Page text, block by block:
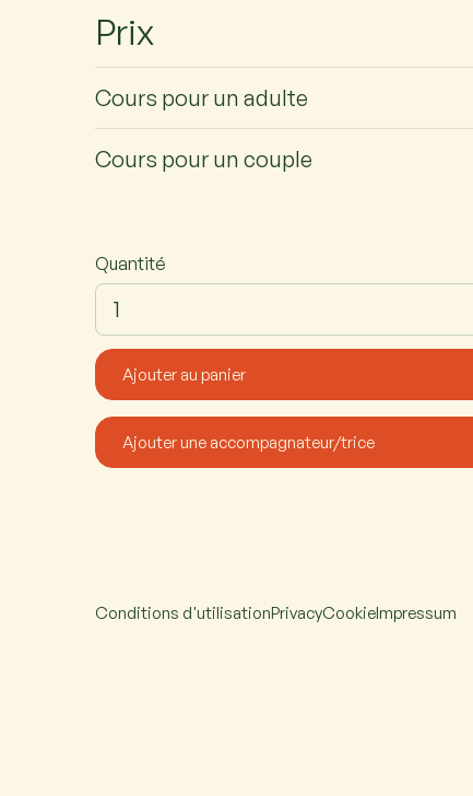
Prix
Cours pour un adulte
Cours pour un couple
Quantité
Conditions d'utilisationPrivacyCookieImpressum